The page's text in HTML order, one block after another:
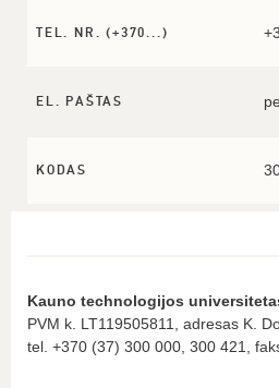
TEL. NR. (+370...)
EL. PAŠTAS
KODAS
Kauno technologijos
PVM k. LT119505811, adresas K.
tel. +370 (37) 300 000, 300 421,